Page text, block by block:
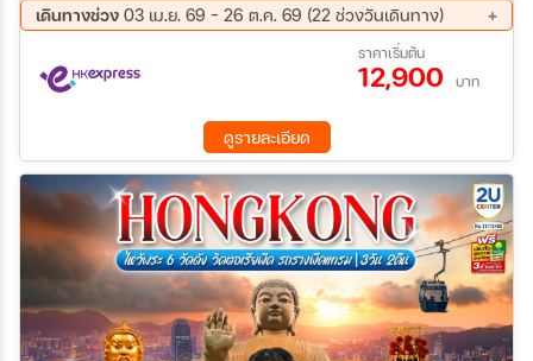
360-ไหว้พระใหญ่โป่หลิน ช้อปปิ้งที่ซิตี้เกทเอาท์เล็ท-วัดหวังต้าเซียน-
เทพจันทรา-มงก๊ก
เดินทางช่วง 03 เม.ย. 69 - 26 ต.ค. 69 (22 ช่วงวันเดินทาง)
15 ส.ค. 69 - 17 ส.ค. 69
21 ส.ค. 69 - 23 ส.ค. 69
22 ส.ค. 69 - 24 ส.ค. 69
28 ส.ค. 69 - 30 ส.ค. 69
29 ส.ค. 69 - 31 ส.ค. 69
05 ก.ย. 69 - 07 ก.ย. 69
12 ก.ย. 69 - 14 ก.ย. 69
18 ก.ย. 69 - 20 ก.ย. 69
19 ก.ย. 69 - 21 ก.ย. 69
25 ก.ย. 69 - 27 ก.ย. 69
26 ก.ย. 69 - 28 ก.ย. 69
02 ต.ค. 69 - 04 ต.ค. 69
03 ต.ค. 69 - 05 ต.ค. 69
09 ต.ค. 69 - 11 ต.ค. 69
10 ต.ค. 69 - 12 ต.ค. 69
16 ต.ค. 69 - 18 ต.ค. 69
17 ต.ค. 69 - 19 ต.ค. 69
23 ต.ค. 69 - 25 ต.ค. 69
24 ต.ค. 69 - 26 ต.ค. 69
ราคาเริ่มต้น
12,900 บาท
ดูรายละเอียด